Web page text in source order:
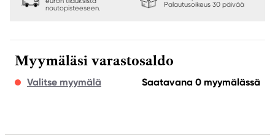
noutopisteeseen.
Palautusoikeus 30 päivää
Myymäläsi varastosaldo
Valitse myymälä Saatavana 0 myymälässä